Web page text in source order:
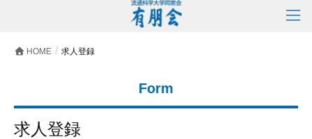
HOME 求人登録
Form
求人登録